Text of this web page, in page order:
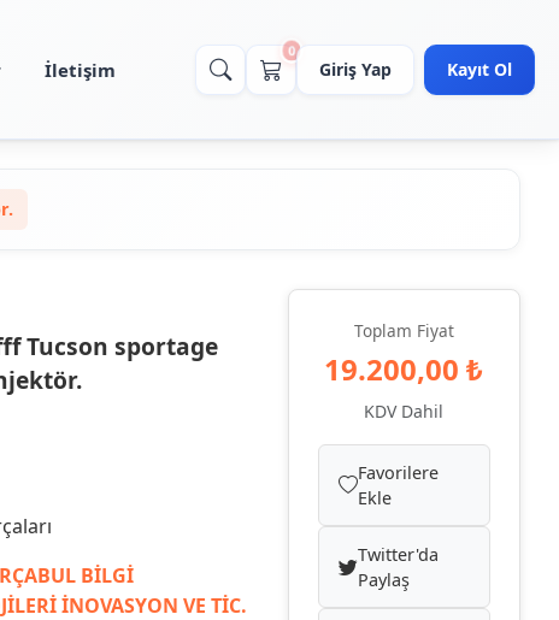
İletişim
0
Giriş Yap Kayıt Ol
Tucson sportage
BİLGİ
İNOVASYON VE TİC.
Toplam Fiyat
19.200,00 ₺
KDV Dahil
Favorilere
Ekle
Twitter'da
Paylaş